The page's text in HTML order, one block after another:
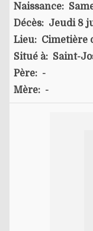
Naissance:
Décès: Jeudi 8
Lieu: Cimetière
Situé à: Saint-
Père: -
Mère: -